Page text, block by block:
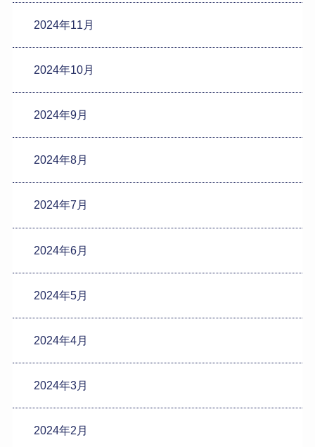
2024年11月
2024年10月
2024年9月
2024年8月
2024年7月
2024年6月
2024年5月
2024年4月
2024年3月
2024年2月